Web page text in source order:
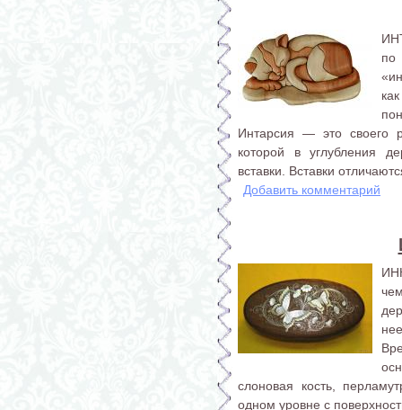
по
Интарсия — это своего
которой в углубления
вставки. Вставки
Добавить комментарий
слоновая кость,
одном уровне с